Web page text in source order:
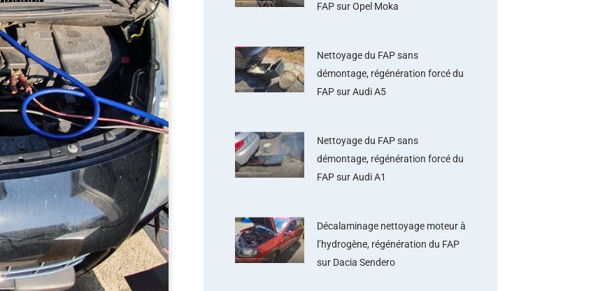
FAP sur Opel Moka
Nettoyage du FAP sans
démontage, régénération forcé du
FAP sur Audi A5
Nettoyage du FAP sans
démontage, régénération forcé du
FAP sur Audi A1
Décalaminage nettoyage moteur à
l’hydrogène, régénération du FAP
sur Dacia Sendero